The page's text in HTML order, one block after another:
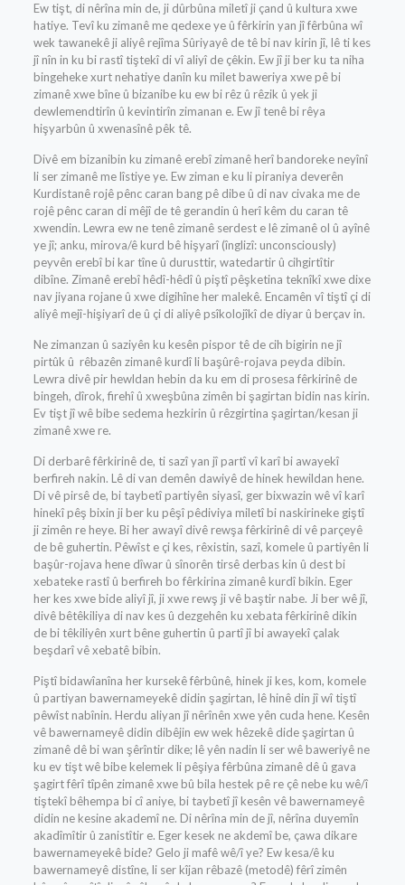
Ew tişt, di nêrîna min de, ji dûrbûna miletî ji çand û kultura xwe
hatiye. Tevî ku zimanê me qedexe ye û fêrkirin yan jî fêrbûna wî
wek tawanekê ji aliyê rejîma Sûriyayê de tê bi nav kirin jî, lê ti kes
jî nîn in ku bi rastî tiştekî di vî aliyî de çêkin. Ew jî ji ber ku ta niha
bingeheke xurt nehatiye danîn ku milet baweriya xwe pê bi
zimanê xwe bîne û bizanibe ku ew bi rêz û rêzik û yek ji
dewlemendtirîn û kevintirîn zimanan e. Ew jî tenê bi rêya
hişyarbûn û xwenasînê pêk tê.
Divê em bizanibin ku zimanê erebî zimanê herî bandoreke neyînî
li ser zimanê me lîstiye ye. Ew ziman e ku li piraniya deverên
Kurdistanê rojê pênc caran bang pê dibe û di nav civaka me de
rojê pênc caran di mêjî de tê gerandin û herî kêm du caran tê
xwendin. Lewra ew ne tenê zimanê serdest e lê zimanê ol û ayînê
ye jî; anku, mirova/ê kurd bê hişyarî (înglizî: unconsciously)
peyvên erebî bi kar tîne û durusttir, watedartir û cihgirtîtir
dibîne. Zimanê erebî hêdî-hêdî û piştî pêşketina teknîkî xwe dixe
nav jiyana rojane û xwe digihîne her malekê. Encamên vî tiştî çi di
aliyê mejî-hişiyarî de û çi di aliyê psîkolojîkî de diyar û berçav in.
Ne zimanzan û saziyên ku kesên pispor tê de cih bigirin ne jî
pirtûk û rêbazên zimanê kurdî li başûrê-rojava peyda dibin.
Lewra divê pir hewldan hebin da ku em di prosesa fêrkirinê de
bingeh, dîrok, firehî û xweşbûna zimên bi şagirtan bidin nas kirin.
Ev tişt jî wê bibe sedema hezkirin û rêzgirtina şagirtan/kesan ji
zimanê xwe re.
Di derbarê fêrkirinê de, ti sazî yan jî partî vî karî bi awayekî
berfireh nakin. Lê di van demên dawiyê de hinek hewildan hene.
Di vê pirsê de, bi taybetî partiyên siyasî, ger bixwazin wê vî karî
hinekî pêş bixin ji ber ku pêşî pêdiviya miletî bi naskirineke giştî
ji zimên re heye. Bi her awayî divê rewşa fêrkirinê di vê parçeyê
de bê guhertin. Pêwîst e çi kes, rêxistin, sazî, komele û partiyên li
başûr-rojava hene dîwar û sînorên tirsê derbas kin û dest bi
xebateke rastî û berfireh bo fêrkirina zimanê kurdî bikin. Eger
her kes xwe bide aliyî jî, ji xwe rewş ji vê baştir nabe. Ji ber wê jî,
divê bêtêkiliya di nav kes û dezgehên ku xebata fêrkirinê dikin
de bi têkiliyên xurt bêne guhertin û partî jî bi awayekî çalak
beşdarî vê xebatê bibin.
Piştî bidawîanîna her kursekê fêrbûnê, hinek ji kes, kom, komele
û partiyan bawernameyekê didin şagirtan, lê hinê din jî wî tiştî
pêwîst nabînin. Herdu aliyan jî nêrînên xwe yên cuda hene. Kesên
vê bawernameyê didin dibêjin ew wek hêzekê dide şagirtan û
zimanê dê bi wan şêrîntir dike; lê yên nadin li ser wê baweriyê ne
ku ev tişt wê bibe kelemek li pêşiya fêrbûna zimanê dê û gava
şagirt fêrî tîpên zimanê xwe bû bila hestek pê re çê nebe ku wê/î
tiştekî bêhempa bi cî aniye, bi taybetî jî kesên vê bawernameyê
didin ne kesine akademî ne. Di nêrîna min de jî, nêrîna duyemîn
akadîmîtir û zanistîtir e. Eger kesek ne akdemî be, çawa dikare
bawernameyekê bide? Gelo ji mafê wê/î ye? Ew kesa/ê ku
bawernameyê distîne, li ser kîjan rêbazê (metodê) fêrî zimên